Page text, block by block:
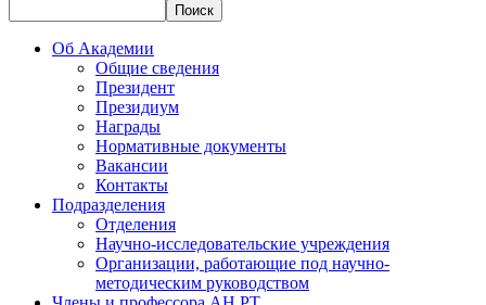
Об Академии
Общие сведения
Президент
Президиум
Награды
Нормативные документы
Вакансии
Контакты
Подразделения
Отделения
Научно-исследовательские учреждения
Организации, работающие под научно-
методическим руководством